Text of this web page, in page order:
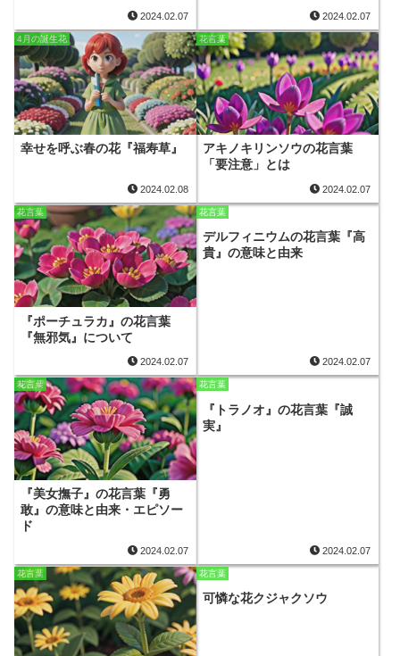
2024.02.07 2024.02.07
4月の誕生花
幸せを呼ぶ春の花『福寿草』
2024.02.08
花言葉
アキノキリンソウの花言葉
「要注意」とは
2024.02.07
花言葉
『ポーチュラカ』の花言葉
『無邪気』について
2024.02.07
花言葉
デルフィニウムの花言葉『高
貴』の意味と由来
2024.02.07
花言葉
『美女撫子』の花言葉『勇
敢』の意味と由来・エピソー
ド
2024.02.07
花言葉
『トラノオ』の花言葉『誠
実』
2024.02.07
花言葉 花言葉
可憐な花クジャクソウ